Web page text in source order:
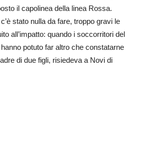
il capolinea della linea Rossa.
stato nulla da fare, troppo gravi le
all’impatto: quando i soccorritori del
potuto far altro che constatarne
di due figli, risiedeva a Novi di